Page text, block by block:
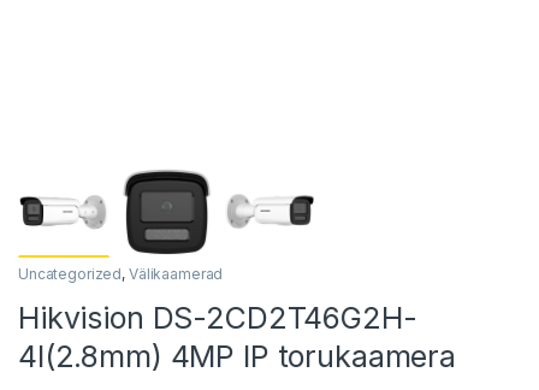
Uncategorized, Välikaamerad
Hikvision DS-2CD2T46G2H-
4I(2.8mm) 4MP IP torukaamera